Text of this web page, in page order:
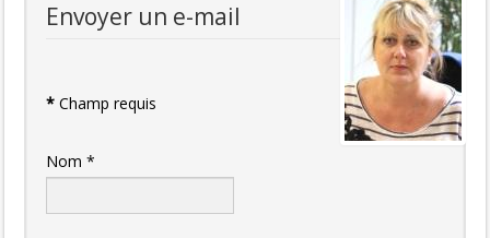
Envoyer un e-mail
* Champ requis
Nom *